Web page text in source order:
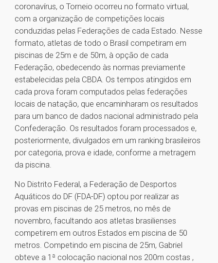
coronavírus, o Torneio ocorreu no formato virtual,
com a organização de competições locais
conduzidas pelas Federações de cada Estado. Nesse
formato, atletas de todo o Brasil competiram em
piscinas de 25m e de 50m, à opção de cada
Federação, obedecendo às normas previamente
estabelecidas pela CBDA. Os tempos atingidos em
cada prova foram computados pelas federações
locais de natação, que encaminharam os resultados
para um banco de dados nacional administrado pela
Confederação. Os resultados foram processados e,
posteriormente, divulgados em um ranking brasileiros
por categoria, prova e idade, conforme a metragem
da piscina.
No Distrito Federal, a Federação de Desportos
Aquáticos do DF (FDA-DF) optou por realizar as
provas em piscinas de 25 metros, no mês de
novembro, facultando aos atletas brasilienses
competirem em outros Estados em piscina de 50
metros. Competindo em piscina de 25m, Gabriel
obteve a 1ª colocação nacional nos 200m costas ,